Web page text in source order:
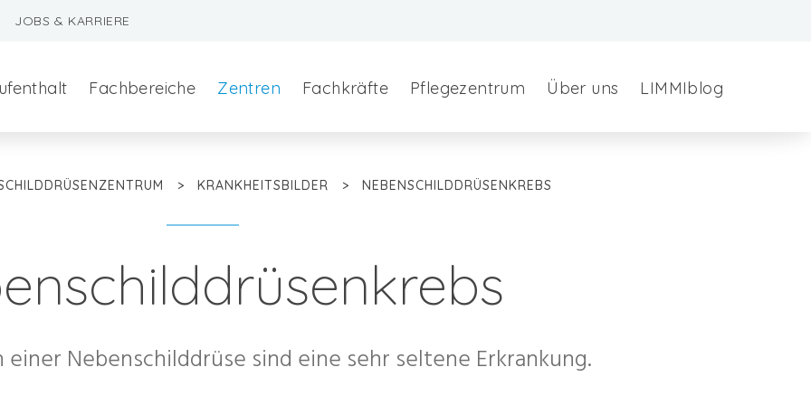
JOBS & KARRIERE
Fachbereiche Zentren Fachkräfte Pflegezentrum Über uns LIMMIblog
> KRANKHEITSBILDER > NEBENSCHILDDRÜSENKREBS
Nebenschilddrüse sind eine sehr seltene Erkrankung.